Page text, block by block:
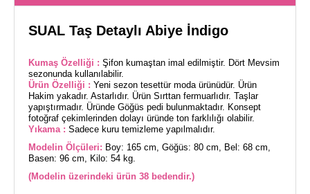
SUAL Taş Detaylı Abiye İndigo
Kumaş Özelliği : Şifon kumaştan imal edilmiştir. Dört Mevsim
sezonunda kullanılabilir.
Ürün Özelliği : Yeni sezon tesettür moda ürünüdür. Ürün
Hakim yakadır. Astarlıdır. Ürün Sırttan fermuarlıdır. Taşlar
yapıştırmadır. Üründe Göğüs pedi bulunmaktadır. Konsept
fotoğraf çekimlerinden dolayı üründe ton farklılığı olabilir.
Yıkama : Sadece kuru temizleme yapılmalıdır.
Modelin Ölçüleri: Boy: 165 cm, Göğüs: 80 cm, Bel: 68 cm,
Basen: 96 cm, Kilo: 54 kg.
(Modelin üzerindeki ürün 38 bedendir.)